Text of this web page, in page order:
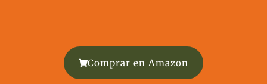
Comprar en Amazon